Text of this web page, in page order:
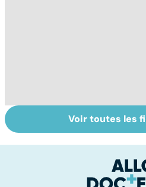
Tout savoir sur
les infections
Voir toutes les